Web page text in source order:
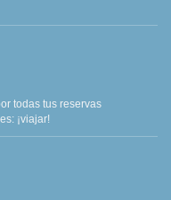
todas tus reservas
¡viajar!